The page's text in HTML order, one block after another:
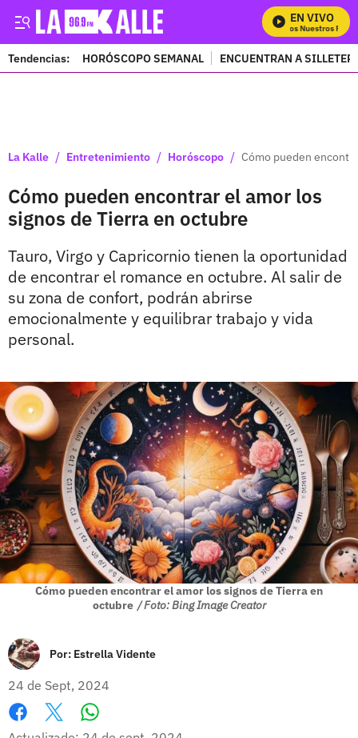
EN VIVO
Mira Todos Nuestros
Tendencias: HORÓSCOPO SEMANAL ENCUENTRAN A
La Kalle / Entretenimiento / Horóscopo / Cómo pueden
Cómo pueden encontrar el amor los
signos de Tierra en octubre
Tauro, Virgo y Capricornio tienen la oportunidad
de encontrar el romance en octubre. Al salir de
su zona de confort, podrán abrirse
emocionalmente y equilibrar trabajo y vida
personal.
Cómo pueden encontrar el amor los signos de Tierra en
octubre / Foto: Bing Image Creator
Por: Estrella Vidente
24 de Sept, 2024
Facebook
X